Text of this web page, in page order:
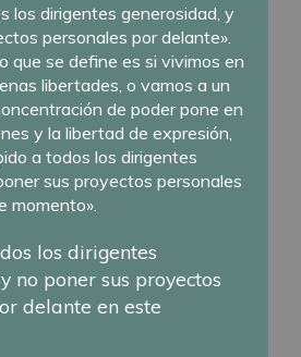
los dirigentes generosidad, y
personales por delante».
que se define es si vivimos en
libertades, o vamos a un
de poder pone en
y la libertad de expresión,
a todos los dirigentes
sus proyectos personales
momento».
los dirigentes
no poner sus proyectos
delante en este